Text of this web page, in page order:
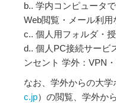
b.. 学内コンピュータ
Web閲覧・メール利用
c.. 個人用フォルダ・
d.. 個人PC接続サービ
ンセント 学外：VPN・
なお、学外からの大学
c.jp）の閲覧、学外か